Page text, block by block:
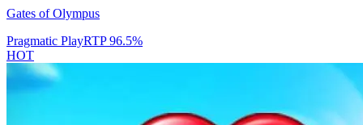
Gates of Olympus
Pragmatic PlayRTP96.5%
HOT